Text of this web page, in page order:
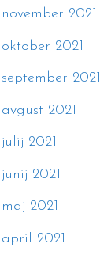
november 2021
oktober 2021
september 2021
avgust 2021
julij 2021
junij 2021
maj 2021
april 2021